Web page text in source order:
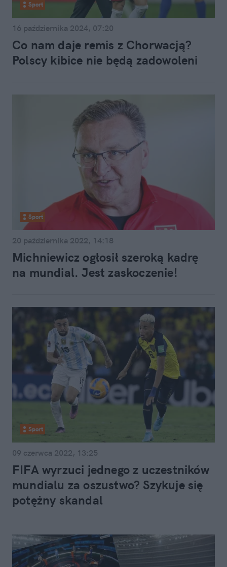
Sport
16 października 2024, 07:20
Co nam daje remis z Chorwacją?
Polscy kibice nie będą zadowoleni
Sport
20 października 2022, 14:18
Michniewicz ogłosił szeroką kadrę
na mundial. Jest zaskoczenie!
Sport
09 czerwca 2022, 13:25
FIFA wyrzuci jednego z uczestników
mundialu za oszustwo? Szykuje się
potężny skandal